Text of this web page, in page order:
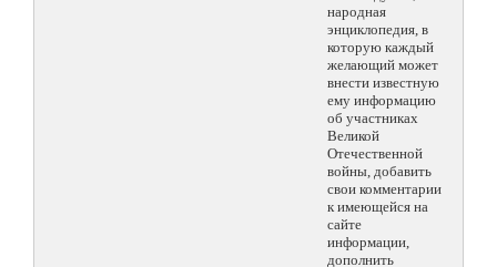
народная
энциклопедия, в
которую каждый
желающий может
внести известную
ему информацию
об участниках
Великой
Отечественной
войны, добавить
свои комментарии
к имеющейся на
сайте
информации,
дополнить